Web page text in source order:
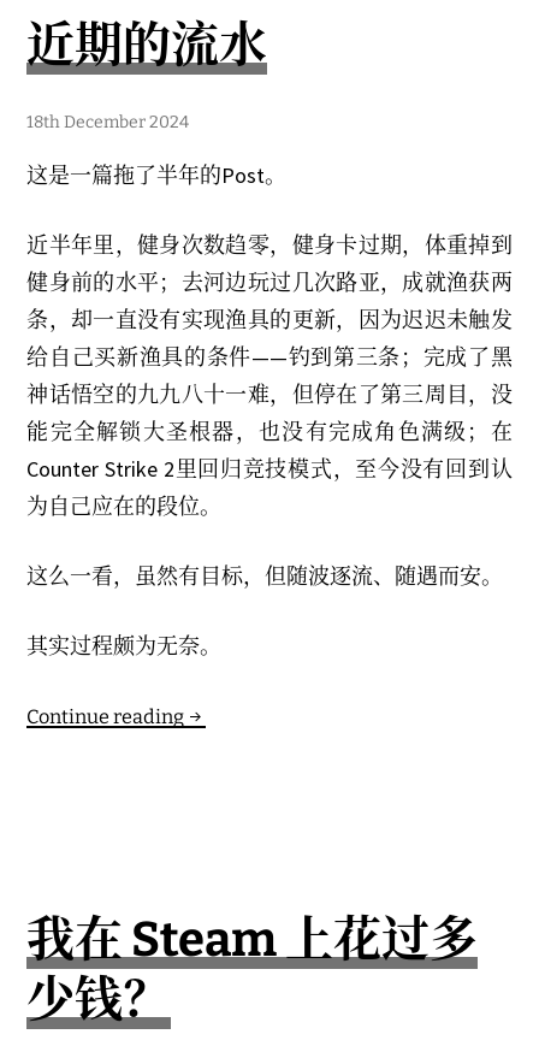
近期的流水
6
h
J
u
a
r
y
2
0
2
5
18th December 2024
这是一篇拖了半年的Post。
近半年里，健身次数趋零，健身卡过期，体重掉到
健身前的水平；去河边玩过几次路亚，成就渔获两
条，却一直没有实现渔具的更新，因为迟迟未触发
给自己买新渔具的条件——钓到第三条；完成了黑
神话悟空的九九八十一难，但停在了第三周目，没
能完全解锁大圣根器，也没有完成角色满级；在
Counter Strike 2里回归竞技模式，至今没有回到认
为自己应在的段位。
这么一看，虽然有目标，但随波逐流、随遇而安。
其实过程颇为无奈。
Continue reading近
我在 Steam 上花过多
少钱？